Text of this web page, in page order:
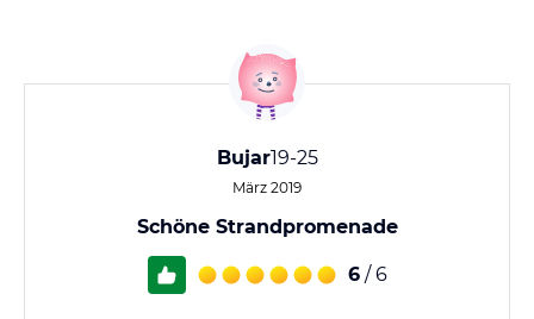
Bujar19-25
März 2019
Schöne Strandpromenade
6 / 6